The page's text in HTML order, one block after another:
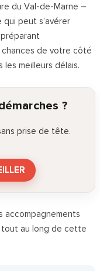
du Val-de-Marne –
peut s’avérer
de votre côté
meilleurs délais.
?
prise de tête.
accompagnements
au long de cette